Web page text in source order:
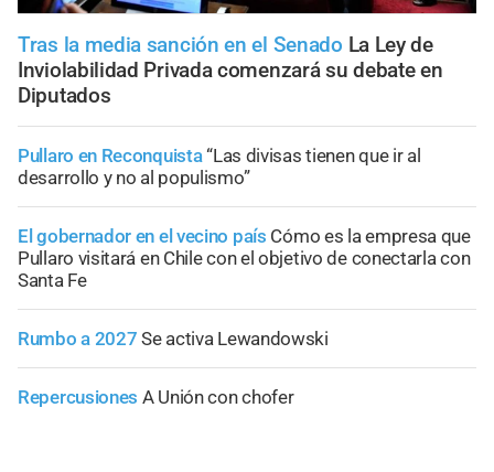
Tras la media sanción en el Senado La Ley de
Inviolabilidad Privada comenzará su debate en
Diputados
Pullaro en Reconquista“Las divisas tienen que ir al
desarrollo y no al populismo”
El gobernador en el vecino país Cómo es la empresa que
Pullaro visitará en Chile con el objetivo de conectarla con
Santa Fe
Rumbo a 2027 Se activa Lewandowski
Repercusiones A Unión con chofer